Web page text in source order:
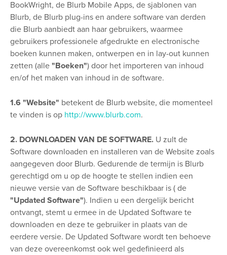
BookWright, de Blurb Mobile Apps, de sjablonen van
Blurb, de Blurb plug-ins en andere software van derden
die Blurb aanbiedt aan haar gebruikers, waarmee
gebruikers professionele afgedrukte en electronische
boeken kunnen maken, ontwerpen en in lay-out kunnen
zetten (alle "Boeken") door het importeren van inhoud
en/of het maken van inhoud in de software.
1.6 "Website" betekent de Blurb website, die momenteel
te vinden is op http://www.blurb.com.
2. DOWNLOADEN VAN DE SOFTWARE. U zult de
Software downloaden en installeren van de Website zoals
aangegeven door Blurb. Gedurende de termijn is Blurb
gerechtigd om u op de hoogte te stellen indien een
nieuwe versie van de Software beschikbaar is ( de
"Updated Software"). Indien u een dergelijk bericht
ontvangt, stemt u ermee in de Updated Software te
downloaden en deze te gebruiker in plaats van de
eerdere versie. De Updated Software wordt ten behoeve
van deze overeenkomst ook wel gedefinieerd als